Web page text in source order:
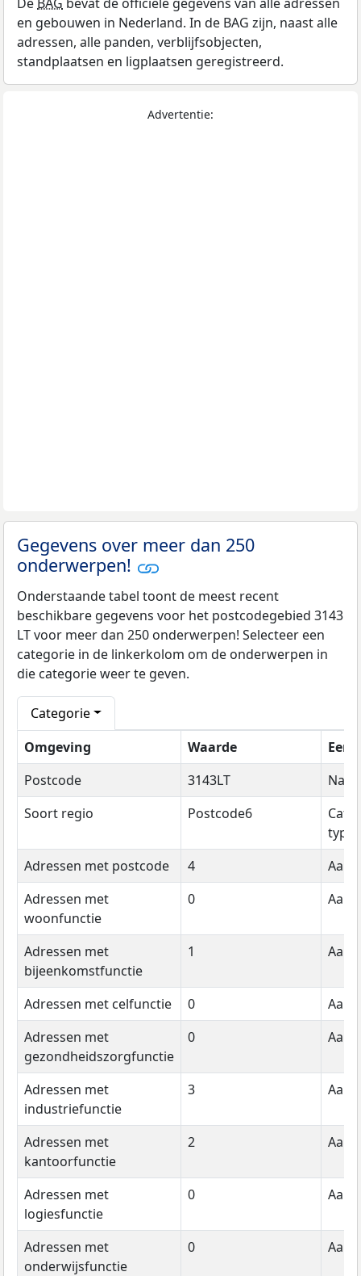
en gebouwen in Nederland. In de BAG zijn, naast alle
adressen, alle panden, verblijfsobjecten,
standplaatsen en ligplaatsen geregistreerd.
Advertentie:
Gegevens over meer dan 250
onderwerpen!
Onderstaande tabel toont de meest recent
beschikbare gegevens voor het postcodegebied 3143
LT voor meer dan 250 onderwerpen! Selecteer een
categorie in de linkerkolom om de onderwerpen in
die categorie weer te geven.
Categorie
Omgeving
Waarde
Postcode
3143LT
Soort regio
Postcode6
type
Adressen met postcode
4
Adressen met
woonfunctie
0
Adressen met
bijeenkomstfunctie
1
Adressen met celfunctie 0
Adressen met
gezondheidszorgfunctie
0
Adressen met
industriefunctie
3
Adressen met
kantoorfunctie
2
Adressen met
logiesfunctie
0
Adressen met
onderwijsfunctie
0